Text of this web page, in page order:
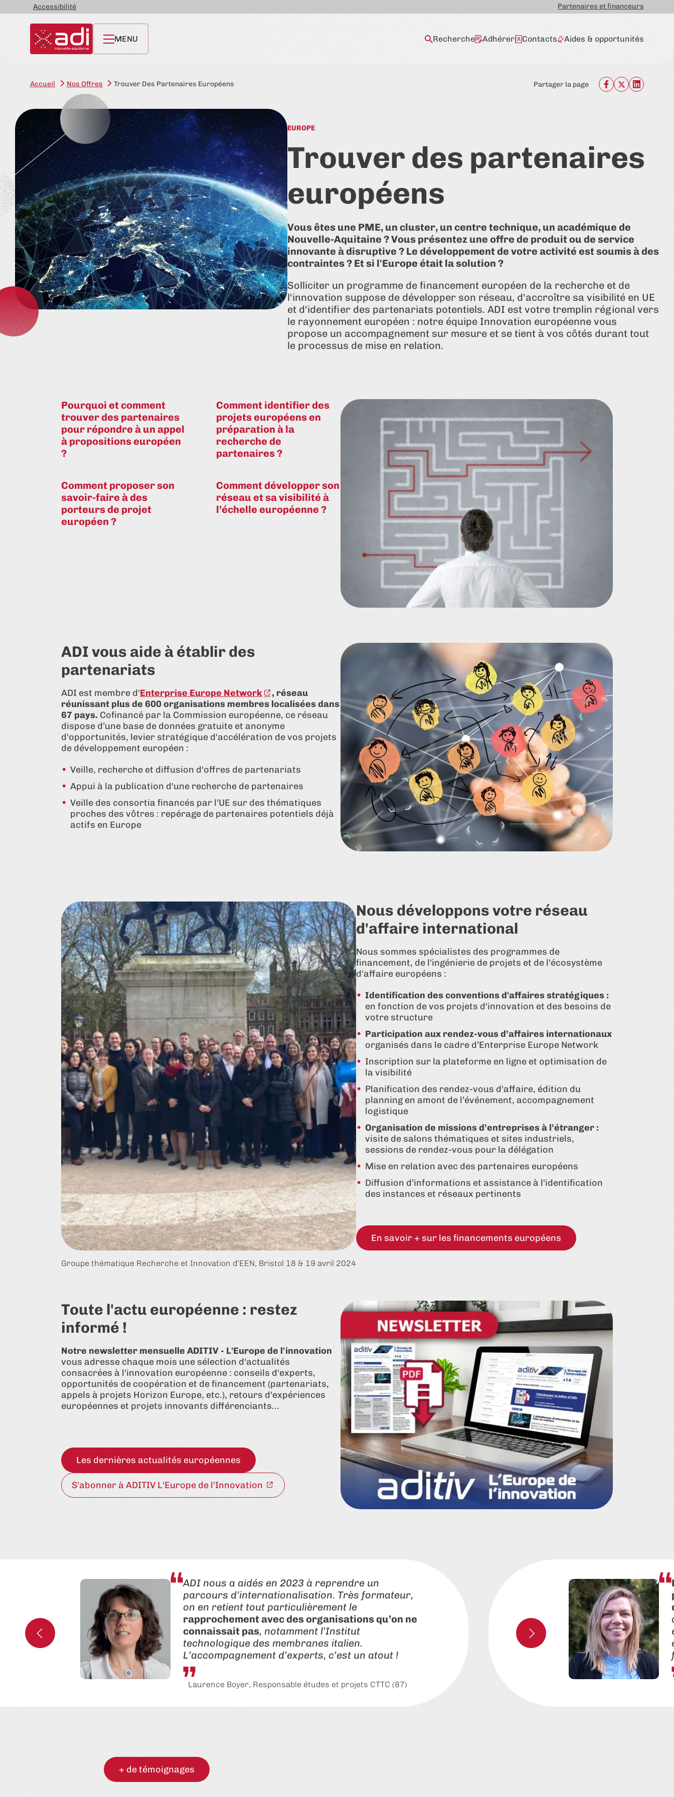
Accessibilité Partenaires et financeurs
MENU Recherche Adhérer Contacts Aides & opportunités
Accueil Nos Offres Trouver Des Partenaires Européens Partager la page
EUROPE
Trouver des partenaires
européens
Vous êtes une PME, un cluster, un centre technique, un académique de
Nouvelle-Aquitaine ? Vous présentez une offre de produit ou de service
innovante à disruptive ? Le développement de votre activité est soumis à des
contraintes ? Et si l'Europe était la solution ?
Solliciter un programme de financement européen de la recherche et de
l'innovation suppose de développer son réseau, d'accroître sa visibilité en UE
et d'identifier des partenariats potentiels. ADI est votre tremplin régional vers
le rayonnement européen : notre équipe Innovation européenne vous
propose un accompagnement sur mesure et se tient à vos côtés durant tout
le processus de mise en relation.
Pourquoi et comment
trouver des partenaires
pour répondre à un appel
à propositions européen
?
Comment identifier des
projets européens en
préparation à la
recherche de
partenaires ?
Comment proposer son
savoir-faire à des
porteurs de projet
européen ?
Comment développer son
réseau et sa visibilité à
l’échelle européenne ?
ADI vous aide à établir des
partenariats
ADI est membre d'Enterprise Europe Network
, réseau
réunissant plus de 600 organisations membres localisées dans
67 pays. Cofinancé par la Commission européenne, ce réseau
dispose d’une base de données gratuite et anonyme
d'opportunités, levier stratégique d'accélération de vos projets
de développement européen :
Veille, recherche et diffusion d'offres de partenariats
Appui à la publication d'une recherche de partenaires
Veille des consortia financés par l’UE sur des thématiques
proches des vôtres : repérage de partenaires potentiels déjà
actifs en Europe
Groupe thématique Recherche et Innovation d’EEN, Bristol 18 & 19 avril 2024
Nous développons votre réseau
d'affaire international
Nous sommes spécialistes des programmes de
financement, de l'ingénierie de projets et de l'écosystème
d'affaire européens :
Identification des conventions d'affaires stratégiques :
en fonction de vos projets d'innovation et des besoins de
votre structure
Participation aux rendez-vous d’affaires internationaux
organisés dans le cadre d’Enterprise Europe Network
Inscription sur la plateforme en ligne et optimisation de
la visibilité
Planification des rendez-vous d'affaire, édition du
planning en amont de l’événement, accompagnement
logistique
Organisation de missions d’entreprises à l’étranger :
visite de salons thématiques et sites industriels,
sessions de rendez-vous pour la délégation
Mise en relation avec des partenaires européens
Diffusion d’informations et assistance à l'identification
des instances et réseaux pertinents
En savoir + sur les financements européens
Toute l'actu européenne : restez
informé !
Notre newsletter mensuelle ADITIV - L'Europe de l'innovation
vous adresse chaque mois une sélection d'actualités
consacrées à l'innovation européenne : conseils d'experts,
opportunités de coopération et de financement (partenariats,
appels à projets Horizon Europe, etc.), retours d'expériences
européennes et projets innovants différenciants...
Les dernières actualités européennes
S'abonner à ADITIV L'Europe de l'Innovation
ADI nous a aidés en 2023 à reprendre un
parcours d’internationalisation. Très formateur,
on en retient tout particulièrement le
rapprochement avec des organisations qu’on ne
connaissait pas, notamment l’Institut
technologique des membranes italien.
L’accompagnement d’experts, c’est un atout !
Laurence Boyer, Responsable études et projets CTTC (87)
+ de témoignages